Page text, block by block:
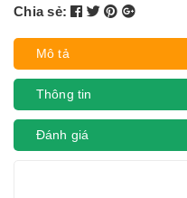
Chia sẻ:
Mô tả
Thông tin
Đánh giá